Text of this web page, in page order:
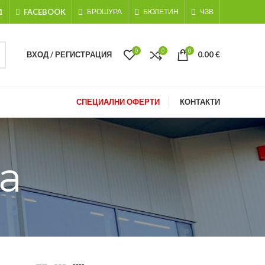
FACEBOOK БРОШУРА БЮЛЕТИН ЧЗВ
ВХОД / РЕГИСТРАЦИЯ 0 0 0 0.00€
СПЕЦИАЛНИ ОФЕРТИ КОНТАКТИ